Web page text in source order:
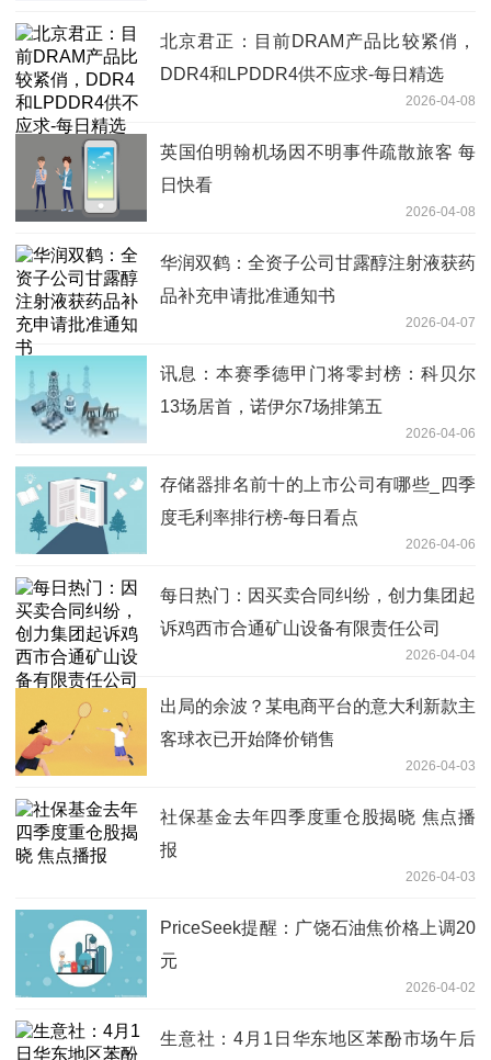
北京君正：目前DRAM产品比较紧俏，
DDR4和LPDDR4供不应求-每日精选
2026-04-08
英国伯明翰机场因不明事件疏散旅客 每
日快看
2026-04-08
华润双鹤：全资子公司甘露醇注射液获药
品补充申请批准通知书
2026-04-07
讯息：本赛季德甲门将零封榜：科贝尔
13场居首，诺伊尔7场排第五
2026-04-06
存储器排名前十的上市公司有哪些_四季
度毛利率排行榜-每日看点
2026-04-06
每日热门：因买卖合同纠纷，创力集团起
诉鸡西市合通矿山设备有限责任公司
2026-04-04
出局的余波？某电商平台的意大利新款主
客球衣已开始降价销售
2026-04-03
社保基金去年四季度重仓股揭晓 焦点播
报
2026-04-03
PriceSeek提醒：广饶石油焦价格上调20
元
2026-04-02
生意社：4月1日华东地区苯酚市场午后